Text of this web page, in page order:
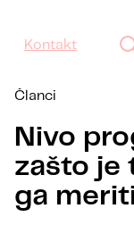
Kontakt
Članci
Nivo
zašto je
ga